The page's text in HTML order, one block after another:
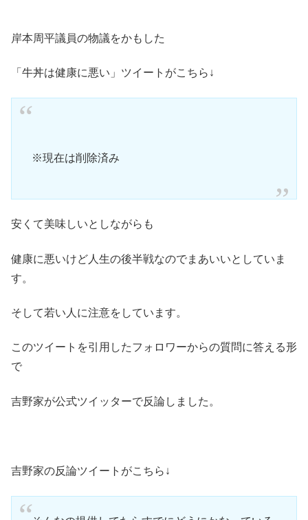
岸本周平議員の物議をかもした
「牛丼は健康に悪い」ツイートがこちら↓
※現在は削除済み
安くて美味しいとしながらも
健康に悪いけど人生の後半戦なのでまあいいとしていま
す。
そして若い人に注意をしています。
このツイートを引用したフォロワーからの質問に答える形
で
吉野家が公式ツイッターで反論しました。
吉野家の反論ツイートがこちら↓